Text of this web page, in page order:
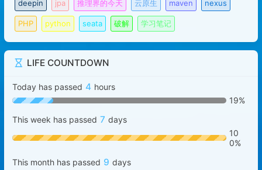
deepin jpa 推理界的今天 云原生 maven nexus
PHP python seata 破解 学习笔记
LIFE COUNTDOWN
Today has passed 4 hours
19%
This week has passed 7 days
10
0%
This month has passed 9 days